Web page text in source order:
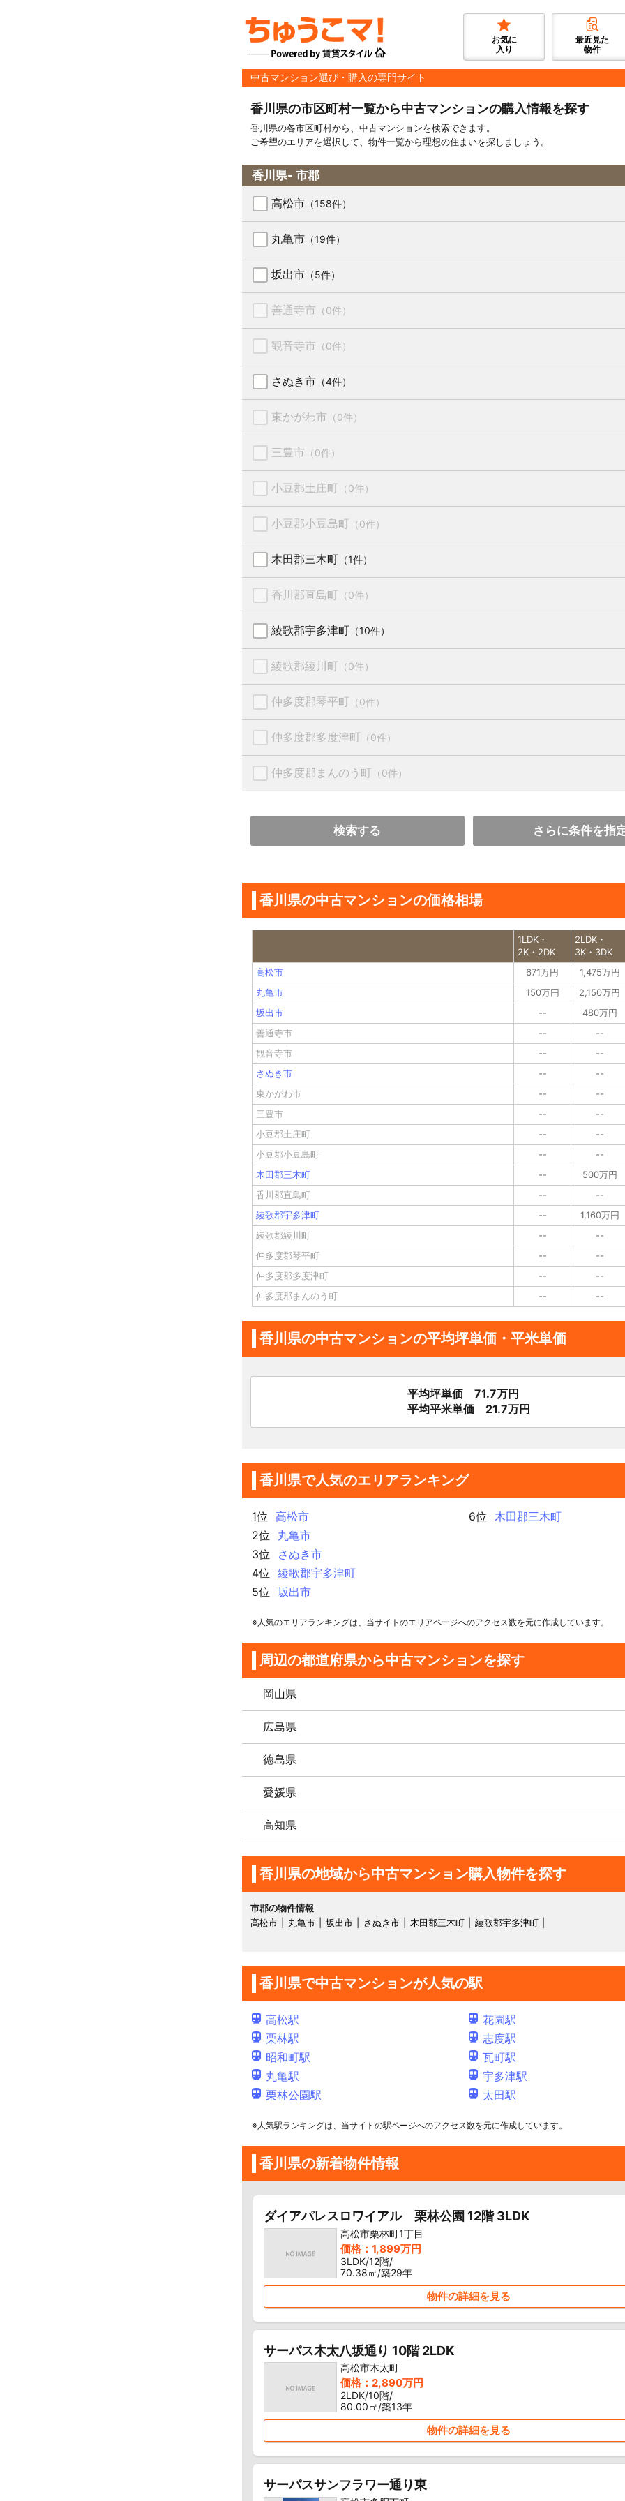
お気に
入り
最近見た
物件
中古マンション選び・購入の専門サイト
香川県の市区町村一覧から中古マンションの購入情報を探す
香川県の各市区町村から、中古マンションを検索できます。
ご希望のエリアを選択して、物件一覧から理想の住まいを探しましょう。
香川県- 市郡
高松市 （158件）
丸亀市 （19件）
坂出市 （5件）
善通寺市 （0件）
観音寺市 （0件）
さぬき市 （4件）
東かがわ市 （0件）
三豊市 （0件）
小豆郡土庄町 （0件）
小豆郡小豆島町 （0件）
木田郡三木町 （1件）
香川郡直島町 （0件）
綾歌郡宇多津町 （10件）
綾歌郡綾川町 （0件）
仲多度郡琴平町 （0件）
仲多度郡多度津町 （0件）
仲多度郡まんのう町 （0件）
検索する さらに条件を指
香川県の中古マンションの価格相場
1LDK・
2K・2DK
2LDK・
3K・3DK
高松市
671万円
1,475万円
丸亀市
150万円
2,150万円
坂出市
--
480万円
善通寺市
--
--
観音寺市
--
--
さぬき市
--
--
東かがわ市
--
--
三豊市
--
--
小豆郡土庄町
--
--
小豆郡小豆島町
--
--
木田郡三木町
--
500万円
香川郡直島町
--
--
綾歌郡宇多津町
--
1,160万円
綾歌郡綾川町
--
--
仲多度郡琴平町
--
--
仲多度郡多度津町
--
--
仲多度郡まんのう町
-- --
香川県の中古マンションの平均坪単価・平米単価
平均坪単価 71.7万円
平均平米単価 21.7万円
香川県で人気のエリアランキング
1位
高松市
2位
丸亀市
3位
さぬき市
4位
綾歌郡宇多津町
5位
坂出市
6位 木田郡三木町
※人気のエリアランキングは、当サイトのエリアページへのアクセス数を元に作成しています。
周辺の都道府県から中古マンションを探す
岡山県
広島県
徳島県
愛媛県
高知県
香川県の地域から中古マンション購入物件を探す
市郡の物件情報
高松市
丸亀市 坂出市 さぬき市 木田郡三木町 綾歌郡宇多津町
香川県で中古マンションが人気の駅
高松駅
栗林駅
昭和町駅
丸亀駅
栗林公園駅
花園駅
志度駅
瓦町駅
宇多津駅
太田駅
※人気駅ランキングは、当サイトの駅ページへのアクセス数を元に作成しています。
香川県の新着物件情報
ダイアパレスロワイアル 栗林公園 12階 3LDK
高松市栗林町1丁目
価格：1,899万円
3LDK/12階/
70.38㎡/築29年
物件の詳細を見る
サーパス木太八坂通り 10階 2LDK
高松市木太町
価格：2,890万円
2LDK/10階/
80.00㎡/築13年
物件の詳細を見る
サーパスサンフラワー通り東